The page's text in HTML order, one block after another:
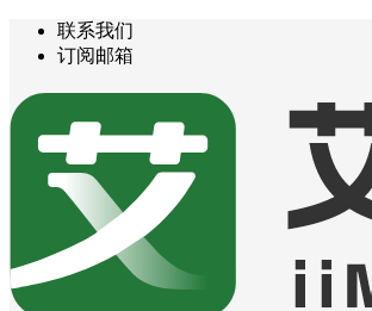
联系我们
订阅邮箱